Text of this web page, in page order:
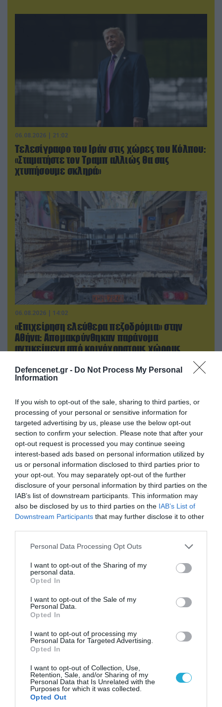
Defencenet.gr - Do Not Process My Personal
Information
If you wish to opt-out of the sale, sharing to third parties, or
processing of your personal or sensitive information for
targeted advertising by us, please use the below opt-out
section to confirm your selection. Please note that after your
opt-out request is processed you may continue seeing
interest-based ads based on personal information utilized by
us or personal information disclosed to third parties prior to
your opt-out. You may separately opt-out of the further
disclosure of your personal information by third parties on the
IAB’s list of downstream participants. This information may
also be disclosed by us to third parties on the IAB’s List of
Downstream Participants that may further disclose it to other
Please note that this website/app uses one or more Google
not limited to your visit or usage behaviour. You may click to
grant or deny consent to Google and its third-party tags to
use your data for below specified purposes in below Google
consent section.
Personal Data Processing Opt Outs
I want to opt-out of the Sharing of my
personal data.
Opted In
I want to opt-out of the Sale of my
Personal Data.
Opted In
I want to opt-out of processing my
Personal Data for Targeted Advertising.
Opted In
I want to opt-out of Collection, Use,
Retention, Sale, and/or Sharing of my
Personal Data that Is Unrelated with the
Purposes for which it was collected.
Opted Out
06.08.2026 | 21:02
Τελεσίγραφο του Ιράν στις χώρες του Κόλπου:
«Σταματήστε τον Τραμπ αλλιώς θα σας
χτυπήσουμε σκληρά»
06.08.2026 | 14:02
«Επιχείρηση ελεύθερα πεζοδρόμια» στην
Αθήνα: Απομακρύνθηκαν παράνομα
αντικείμενα από κοινόχρηστους χώρους
Αθήνα: Απομακρύνθηκαν παράνομα
06.08.2026 | 09:03